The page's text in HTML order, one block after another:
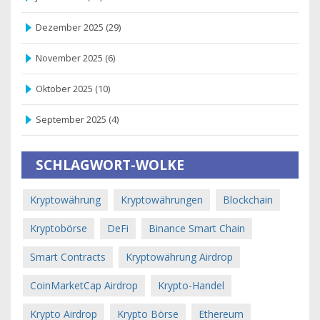
Dezember 2025 (29)
November 2025 (6)
Oktober 2025 (10)
September 2025 (4)
SCHLAGWORT-WOLKE
Kryptowährung Kryptowährungen Blockchain
Kryptobörse DeFi Binance Smart Chain
Smart Contracts Kryptowährung Airdrop
CoinMarketCap Airdrop Krypto-Handel
Krypto Airdrop Krypto Börse Ethereum